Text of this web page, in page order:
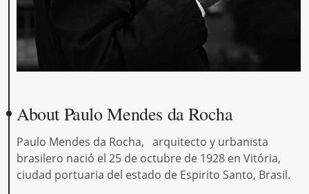
About Paulo Mendes da Rocha
Paulo Mendes da Rocha, arquitecto y urbanista
brasilero nació el 25 de octubre de 1928 en Vitória,
ciudad portuaria del estado de Espirito Santo, Brasil.